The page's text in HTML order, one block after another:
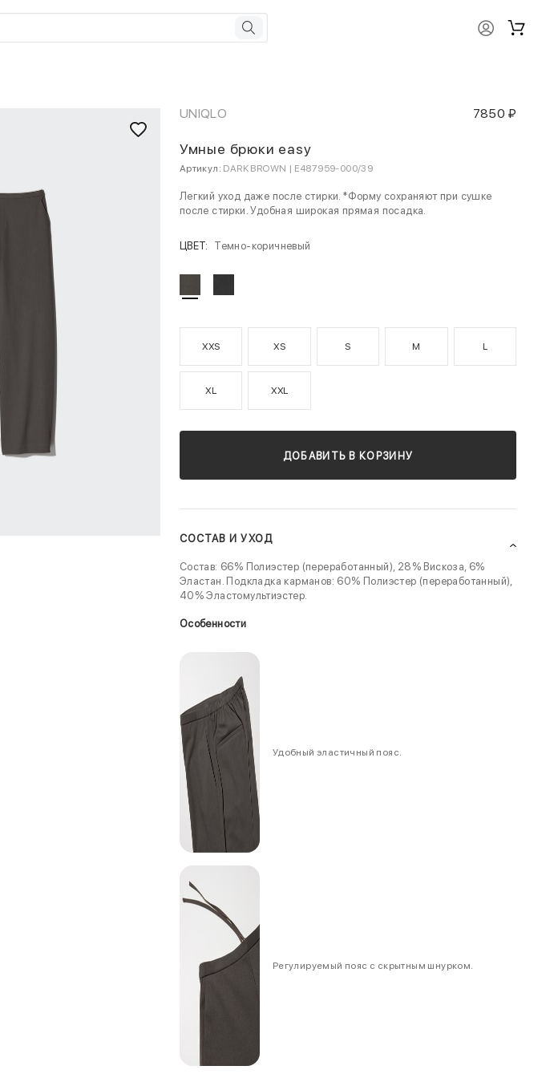
UNIQLO 7850 ₽
Умные брюки easy
Артикул: DARK BROWN | E487959-000/39
Легкий уход даже после стирки. *Форму сохраняют при сушке
после стирки. Удобная широкая прямая посадка.
ЦВЕТ: Темно-коричневый
XXS XS S M L
XL XXL
ДОБАВИТЬ В КОРЗИНУ
СОСТАВ И УХОД
Состав: 66% Полиэстер (переработанный), 28% Вискоза, 6%
Эластан. Подкладка карманов: 60% Полиэстер (переработанный),
40% Эластомультиэстер.
Особенности
Удобный эластичный пояс.
Регулируемый пояс с скрытным шнурком.